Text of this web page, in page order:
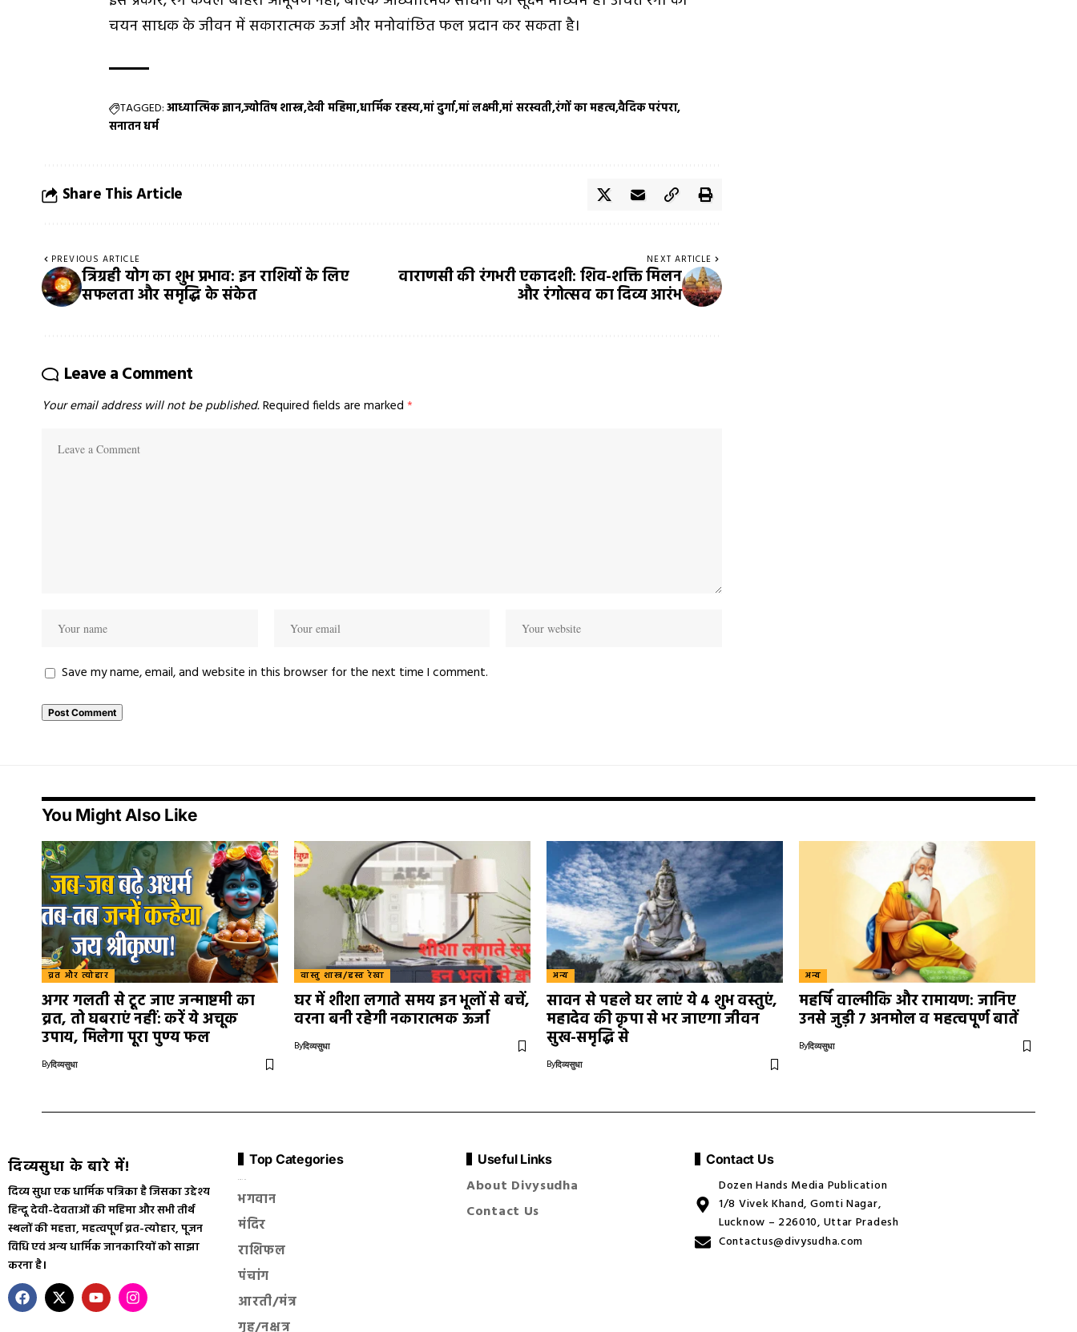
चयन साधक के जीवन में सकारात्मक ऊर्जा और मनोवांछित फल प्रदान कर सकता है।
TAGGED:आध्यात्मिक ज्ञानज्योतिष शास्त्रदेवी महिमाधार्मिक रहस्यमां दुर्गामां लक्ष्मीमां सरस्वतीरंगों का महत्ववैदिक परंपरा
सनातन धर्म
Share This Article
PREVIOUS ARTICLE
त्रिग्रही योग का शुभ प्रभाव: इन राशियों के लिए
सफलता और समृद्धि के संकेत
NEXT ARTICLE
वाराणसी की रंगभरी एकादशी: शिव-शक्ति मिलन
और रंगोत्सव का दिव्य आरंभ
Leave a Comment
Your email address will not be published.Required fields are marked *
Save my name, email, and website in this browser for the next time I comment.
You Might Also Like
व्रत और त्योहार
अगर गलती से टूट जाए जन्माष्टमी का
व्रत, तो घबराएं नहीं: करें ये अचूक
उपाय, मिलेगा पूरा पुण्य फल
Byदिव्यसुधा
वास्तु शास्त्र/हस्त रेखा
घर में शीशा लगाते समय इन भूलों से बचें,
वरना बनी रहेगी नकारात्मक ऊर्जा
Byदिव्यसुधा
अन्य
सावन से पहले घर लाएं ये 4 शुभ वस्तुएं,
महादेव की कृपा से भर जाएगा जीवन
सुख-समृद्धि से
Byदिव्यसुधा
अन्य
महर्षि वाल्मीकि और रामायण: जानिए
उनसे जुड़ी 7 अनमोल व महत्वपूर्ण बातें
Byदिव्यसुधा
दिव्यसुधा के बारे में!
दिव्य सुधा एक धार्मिक पत्रिका है जिसका उद्देश्य
हिन्दू देवी-देवताओं की महिमा और सभी तीर्थ
स्थलों की महत्ता, महत्वपूर्ण व्रत-त्योहार, पूजन
विधि एवं अन्य धार्मिक जानकारियों को साझा
करना है।
Top Categories
भगवान
मंदिर
राशिफल
पंचांग
आरती/मंत्र
Useful Links
About Divysudha
Contact Us
Contact Us
Dozen Hands Media Publication
1/8 Vivek Khand, Gomti Nagar,
Lucknow – 226010, Uttar Pradesh
Contactus@divysudha.com